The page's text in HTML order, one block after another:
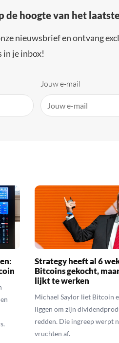
de hoogte van het
nieuwsbrief en ontvang
in je inbox!
Jouw e-mail
Strategy heeft al 6
Bitcoins gekocht,
lijkt te werken
Michael Saylor liet Bitcoin
liggen om zijn
redden. Die ingreep werpt
vruchten af.